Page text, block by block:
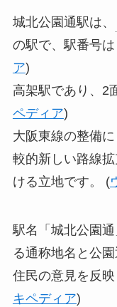
城北公園通駅は、
の駅で、駅番号は
ア)
高架駅であり、2
ペディア)
大阪東線の整備
較的新しい路線
ける立地です。 (
駅名「城北公園
る通称地名と公
住民の意見を反
キペディア)